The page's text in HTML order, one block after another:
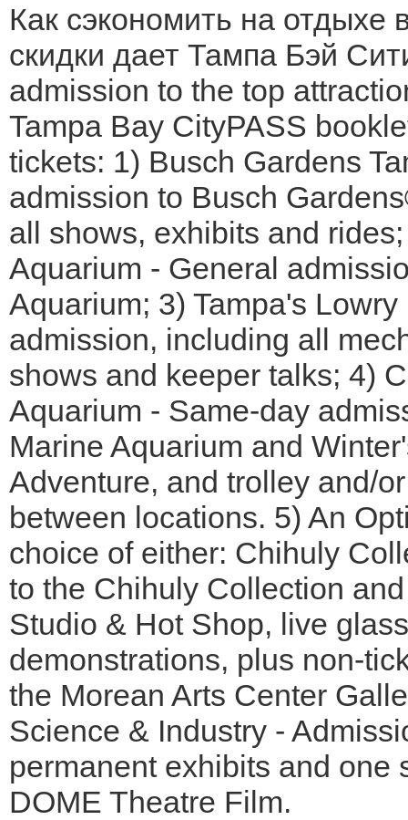
Как сэкономить на отдыхе
скидки дает Тампа Бэй
admission to the top
Tampa Bay CityPASS
tickets: 1) Busch Gardens
admission to Busch
all shows, exhibits and
Aquarium - General
Aquarium; 3) Tampa's
admission, including all
shows and keeper talks; 4)
Aquarium - Same-day
Marine Aquarium and
Adventure, and trolley and/
between locations. 5) An
choice of either: Chihuly
to the Chihuly Collection
Studio & Hot Shop, live
demonstrations, plus non-
the Morean Arts Center
Science & Industry -
permanent exhibits and one
DOME Theatre Film.